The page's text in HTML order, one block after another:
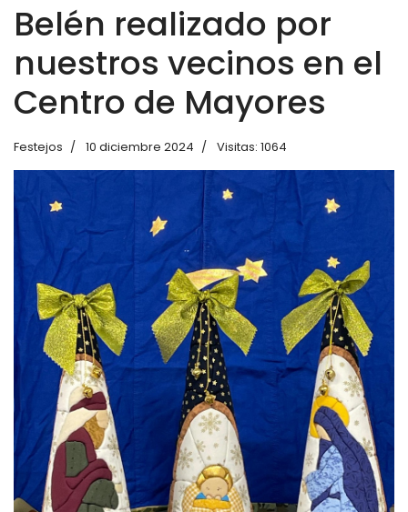
Belén realizado por
nuestros vecinos en el
Centro de Mayores
Festejos 10 diciembre 2024 Visitas: 1064